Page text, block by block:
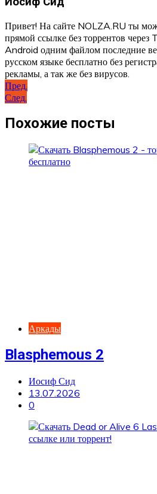
Привет! На сайте NOLZA.RU ты
прямой ссылке без торрентов
Android одним файлом последние
русском языке бесплатно без
рекламы, а так же без вирусов.
Навигация
по
записям
Пред.
След.
Похожие посты
Аркады
Blasphemous 2
Иосиф Сид
13.07.2026
0